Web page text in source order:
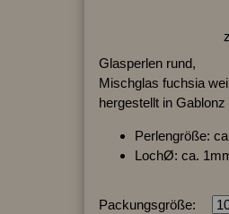
Glasperlen rund,
Mischglas fuchsia
hergestellt in
Perlengröße:
LochØ: ca.
Packungsgröße: